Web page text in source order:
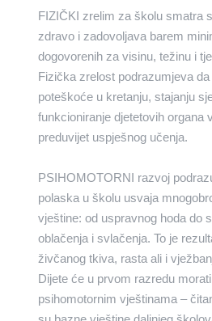
FIZIČKI zrelim za školu smatra
zdravo i zadovoljava barem
dogovorenih za visinu, težinu i
Fizička zrelost podrazumjeva
poteškoće u kretanju, stajanju
funkcioniranje djetetovih organa
preduvijet uspješnog učenja.
PSIHOMOTORNI razvoj
polaska u školu usvaja
vještine: od uspravnog hoda do
oblačenja i svlačenja. To je
živčanog tkiva, rasta ali i
Dijete će u prvom razredu
psihomotornim vještinama –